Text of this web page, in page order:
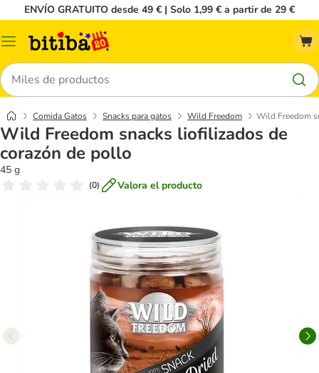
ENVÍO GRATUITO desde 49 € | Solo 1,99 € a partir de 29 €
Menú
Buscar
Comida Gatos Snacks para gatos Wild Freedom Wild Freedom
Wild Freedom snacks liofilizados de
corazón de pollo
45 g
(0) Valora el producto